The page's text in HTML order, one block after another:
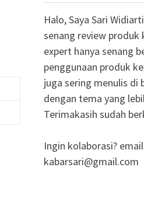
Halo, Saya Sari
senang review produk
expert hanya senang
penggunaan produk
juga sering menulis
dengan tema yang
Terimakasih sudah
Ingin kolaborasi?
kabarsari@gmail.com